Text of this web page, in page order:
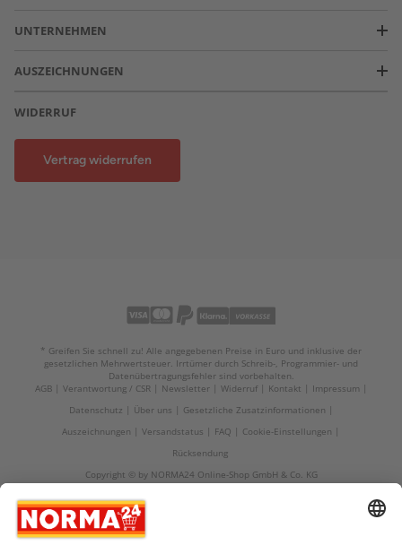
UNTERNEHMEN
AUSZEICHNUNGEN
WIDERRUF
Vertrag widerrufen
* Greifen Sie schnell zu! Alle angegebenen Preise in Euro und inklusive der
gesetzlichen Mehrwertsteuer. Irrtümer durch Schreib-, Programmier- und
Datenübertragungsfehler sind vorbehalten.
AGB
Verantwortung / CSR Newsletter Widerruf Kontakt
Impressum
Datenschutz
Über uns
Gesetzliche Zusatzinformationen
Auszeichnungen
Versandstatus FAQ
Cookie-Einstellungen
Rücksendung
Copyright © by NORMA24 Online-Shop GmbH & Co. KG